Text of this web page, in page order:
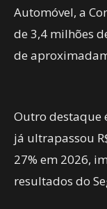
Automóvel, a
de 3,4 milhões
de
Outro destaque
já ultrapassou
27% em 2026,
resultados do